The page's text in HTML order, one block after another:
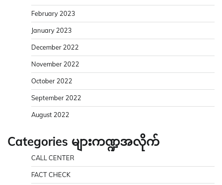
February 2023
January 2023
December 2022
November 2022
October 2022
September 2022
August 2022
Categories များကဏ္ဍအလိုက်
CALL CENTER
FACT CHECK